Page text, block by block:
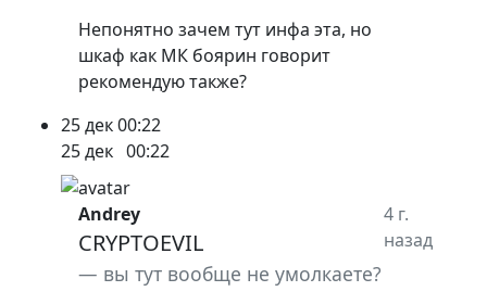
Непонятно зачем тут инфа эта, но
шкаф как МК боярин говорит
рекомендую также?
25 дек00:22
25 дек 00:22
Andrey
CRYPTOEVIL
вы тут вообще не умолкаете?
4 г.
назад